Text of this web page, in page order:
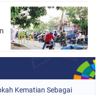
Kematian Sebagai